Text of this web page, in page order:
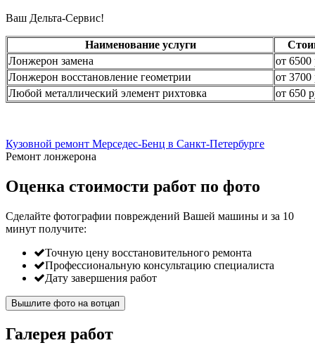
Ваш Дельта-Сервис!
Наименование услуги
Лонжерон замена
от 6500
Лонжерон восстановление геометрии
от 3700
Любой металлический элемент рихтовка
от 650
Кузовной ремонт Мерседес-Бенц в Санкт-Петербурге
Ремонт лонжерона
Оценка стоимости работ по фото
Сделайте фотографии повреждений Вашей машины и за 10
минут получите:
Точную цену восстановительного ремонта
Профессиональную консультацию специалиста
Дату завершения работ
Вышлите фото на вотцап
Галерея работ